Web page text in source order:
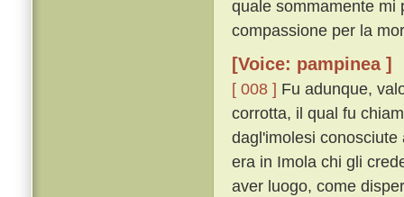
quale sommamente mi
compassione per la
[Voice: pampinea ]
[ 008 ] Fu adunque,
corrotta, il qual fu
dagl'imolesi
era in Imola chi gli
aver luogo, come